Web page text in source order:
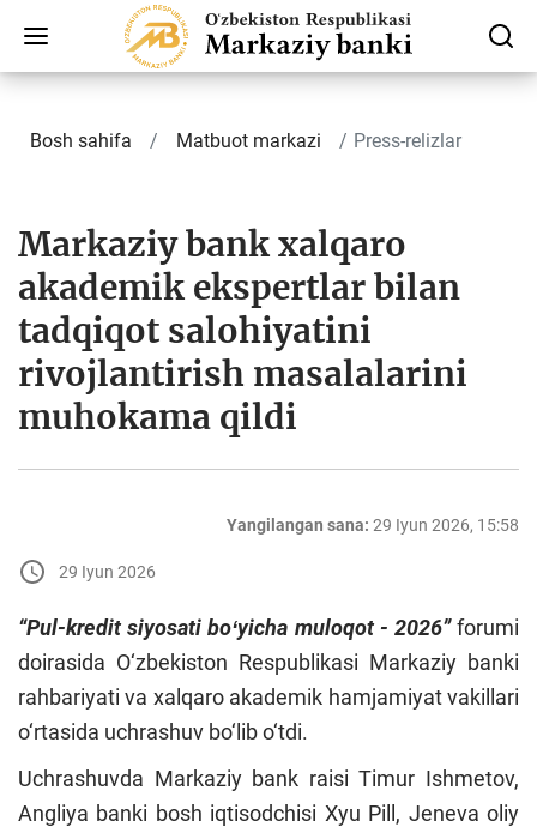
Bosh sahifa Matbuot markazi Press-relizlar
Markaziy bank xalqaro
akademik ekspertlar bilan
tadqiqot salohiyatini
rivojlantirish masalalarini
muhokama qildi
Yangilangan sana: 29 Iyun 2026, 15:58
29 Iyun 2026
“Pul-kredit siyosati boʻyicha muloqot - 2026”forumi
doirasida O‘zbekiston Respublikasi Markaziy banki
rahbariyati va xalqaro akademik hamjamiyat vakillari
o‘rtasida uchrashuv bo‘lib o‘tdi.
Uchrashuvda Markaziy bank raisi Timur Ishmetov,
Angliya banki bosh iqtisodchisi Xyu Pill, Jeneva oliy